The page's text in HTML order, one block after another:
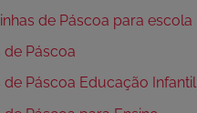
de Páscoa para escola
Páscoa
de Páscoa Educação Infantil